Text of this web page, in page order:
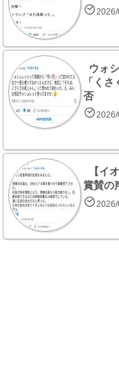
ウォ
「く
否
【イ
賞賛の